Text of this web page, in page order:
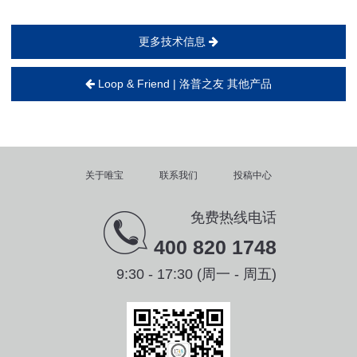
更多技术信息
Loop & Friend | 洛普之友 其他产品
关于唯宝 联系我们 投稿中心
免费热线电话
400 820 1748
9:30 - 17:30 (周一 - 周五)